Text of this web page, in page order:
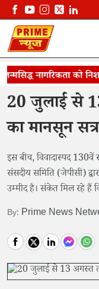
नागरिकता को
संविधान संशोधन विधेयक
20 जुलाई से
का मानसून सत्र
इस बीच, विवादास्पद
संसदीय समिति (जेपीसी)
उम्मीद है। संकेत मिल रहे हैं
By: Prime News